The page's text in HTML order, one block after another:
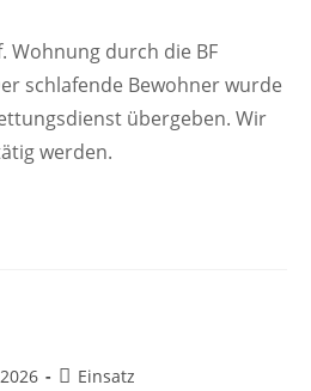
Wohnung durch die BF
schlafende Bewohner wurde
übergeben. Wir
werden.
Beitrags-
Einsatz